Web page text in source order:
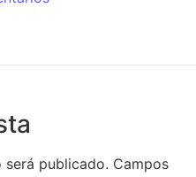
será publicado. Campos